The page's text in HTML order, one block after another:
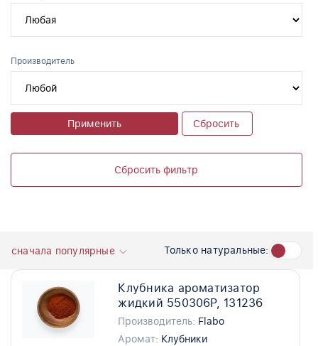
Производитель
Применить Сбросить
Сбросить фильтр
сначала популярные Только натуральные:
Клубника ароматизатор
жидкий 550306P, 131236
Производитель: Flabo
Аромат: Клубники